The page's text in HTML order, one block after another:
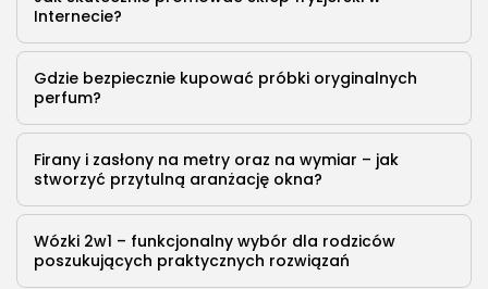
Internecie?
Gdzie bezpiecznie kupować próbki oryginalnych
perfum?
Firany i zasłony na metry oraz na wymiar – jak
stworzyć przytulną aranżację okna?
Wózki 2w1 – funkcjonalny wybór dla rodziców
poszukujących praktycznych rozwiązań